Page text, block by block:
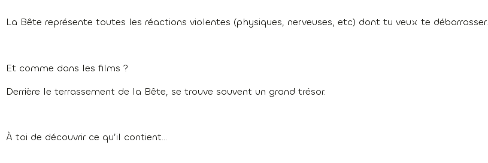
La Bête représente toutes les réactions violentes (physiques, nerveuses, etc) dont tu veux te débarrasser.
Et comme dans les films ?
Derrière le terrassement de la Bête, se trouve souvent un grand trésor.
À toi de découvrir ce qu’il contient…